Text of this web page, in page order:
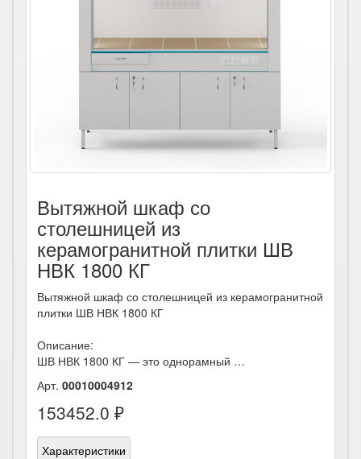
Вытяжной шкаф со
столешницей из
керамогранитной плитки ШВ
НВК 1800 КГ
Вытяжной шкаф со столешницей из керамогранитной
плитки ШВ НВК 1800 КГ
Описание:
ШВ НВК 1800 КГ — это однорамный …
Арт. 00010004912
153452.0 ₽
Характеристики